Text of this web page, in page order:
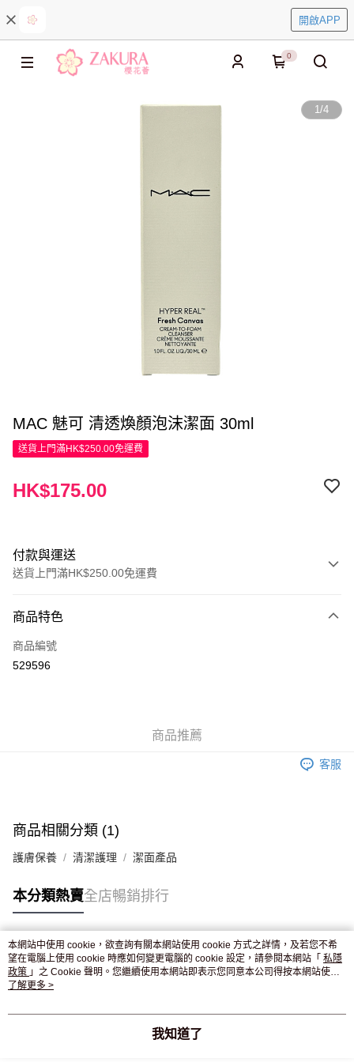
開啟APP
0
1/4
MAC 魅可 清透煥顏泡沫潔面 30ml
送貨上門滿HK$250.00免運費
HK$175.00
付款與運送
送貨上門滿HK$250.00免運費
信用卡
Apple Pay
付款後門市自取，訂單確認後2-4個工作天到店，7天內取。逾期後
商品特色
商品編號
529596
商品推薦
客服
商品相關分類 (1)
護膚保養 清潔護理 潔面產品
本分類熱賣全店暢銷排行
熱門標籤
熱銷排行
本網站中使用 cookie，欲查詢有關本網站使用 cookie 方式之詳情，及若您不希
望在電腦上使用 cookie 時應如何變更電腦的 cookie 設定，請參閱本網站「 私隱
政策 」之 Cookie 聲明。您繼續使用本網站即表示您同意本公司得按本網站使用
條款之 Cookie 聲明使用 cookie。
了解更多 >
我知道了